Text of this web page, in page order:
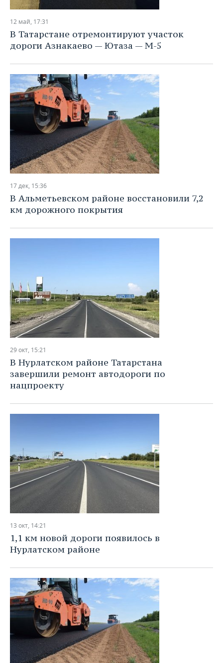
НЕФТЕХИМИЯ
НЕФТЬ
ОПК
ЭНЕРГЕТИКА
РОЗНИЧНАЯ ТОРГОВЛЯ
ТРАНСПОРТ
УСЛУГИ
НОВОСТИ ТЕХНОЛОГИЙ
МЕДИА
ТЕЛЕКОММУНИКАЦИИ
МЕРОПРИЯТИЯ
НОВОСТИ МЕРОПРИЯТИЙ
ВЫЕЗДНАЯ РЕДАКЦИЯ
БИЗНЕС-БРАНЧИ
ONLINE-КОНФЕРЕНЦИИ
ОТКРЫТАЯ ЛЕКЦИЯ
СПОРТ
НОВОСТИ СПОРТА
ФУТБОЛ
ХОККЕЙ
БАСКЕТБОЛ
ВОЛЕЙБОЛ
ФИГУРНОЕ КАТАНИЕ
ОБЩЕСТВО
НОВОСТИ ОБЩЕСТВА
ВЛАСТЬ
ИНФРАСТРУКТУРА
ИСТОРИЯ
МЕДИЦИНА
ФОТОГАЛЕРЕЯ
СЮЖЕТЫ
СПРАВОЧНИК
СПИСОК ПЕРСОН
ПОЛНАЯ ВЕРСИЯ
12 май, 17:31
В Татарстане отремонтируют участок
дороги Азнакаево — Ютаза — М-5
17 дек, 15:36
В Альметьевском районе восстановили 7,2
км дорожного покрытия
29 окт, 15:21
В Нурлатском районе Татарстана
завершили ремонт автодороги по
нацпроекту
13 окт, 14:21
1,1 км новой дороги появилось в
Нурлатском районе